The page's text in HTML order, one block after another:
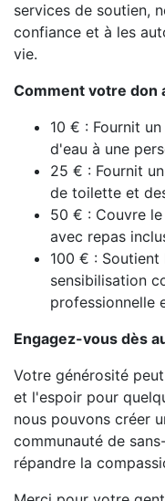
services de soutien,
confiance et à les
vie.
Comment votre don
10 € : Fournit
d'eau à une
25 € : Fournit
de toilette et
50 € : Couvre
avec repas
100 € :
sensibilisation
professionnelle
Engagez-vous dès
Votre générosité
et l'espoir pour
nous pouvons créer
communauté de
répandre la